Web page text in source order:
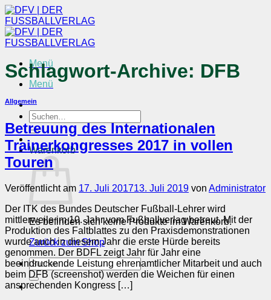
Zum
Inhalt
springen
Menü
Menü
Suchen
nach:
Warenkorb
Es befinden sich keine Produkte im Warenkorb.
Zurück zum Shop
Suchen
nach:
Schlagwort-Archive: DFB
Allgemein
Betreuung des Internationalen
Trainerkongresses 2017 in vollen
Touren
Veröffentlicht am 17. Juli 201713. Juli 2019 von Administrator
Der ITK des Bundes Deutscher Fußball-Lehrer wird
mittlerweile im 10. Jahr vom Fußballverlag betreut. Mit der
Produktion des Faltblattes zu den Praxisdemonstrationen
wurde auch in diesem Jahr die erste Hürde bereits
genommen. Der BDFL zeigt Jahr für Jahr eine
beeindruckende Leistung ehrenamtlicher Mitarbeit und auch
beim DFB (screenshot) werden die Weichen für einen
ansprechenden Kongress […]